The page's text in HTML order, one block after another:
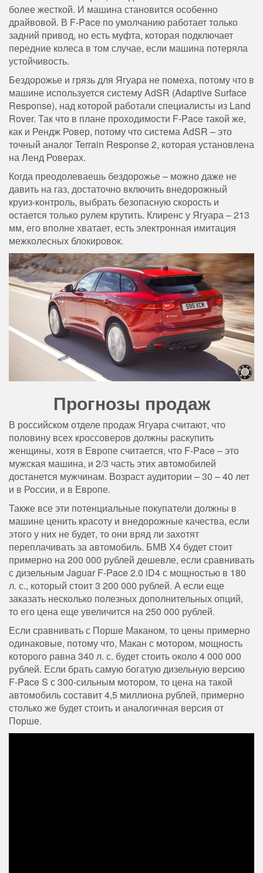
более жесткой. И машина становится особенно
драйвовой. В F-Pace по умолчанию работает только
задний привод, но есть муфта, которая подключает
передние колеса в том случае, если машина потеряла
устойчивость.
Бездорожье и грязь для Ягуара не помеха, потому что в
машине используется систему AdSR (Adaptive Surface
Response), над которой работали специалисты из Land
Rover. Так что в плане проходимости F-Pace такой же,
как и Рендж Ровер, потому что система AdSR – это
точный аналог Terrain Response 2, которая установлена
на Ленд Роверах.
Когда преодолеваешь бездорожье – можно даже не
давить на газ, достаточно включить внедорожный
круиз-контроль, выбрать безопасную скорость и
остается только рулем крутить. Клиренс у Ягуара – 213
мм, его вполне хватает, есть электронная имитация
межколесных блокировок.
Прогнозы продаж
В российском отделе продаж Ягуара считают, что
половину всех кроссоверов должны раскупить
женщины, хотя в Европе считается, что F-Pace – это
мужская машина, и 2/3 часть этих автомобилей
достанется мужчинам. Возраст аудитории – 30 – 40 лет
и в России, и в Европе.
Также все эти потенциальные покупатели должны в
машине ценить красоту и внедорожные качества, если
этого у них не будет, то они вряд ли захотят
переплачивать за автомобиль. БМВ Х4 будет стоит
примерно на 200 000 рублей дешевле, если сравнивать
с дизельным Jaguar F-Pace 2.0 iD4 с мощностью в 180
л. с., который стоит 3 200 000 рублей. А если еще
заказать несколько полезных дополнительных опций,
то его цена еще увеличится на 250 000 рублей.
Если сравнивать с Порше Маканом, то цены примерно
одинаковые, потому что, Макан с мотором, мощность
которого равна 340 л. с. будет стоить около 4 000 000
рублей. Если брать самую богатую дизельную версию
F-Pace S с 300-сильным мотором, то цена на такой
автомобиль составит 4,5 миллиона рублей, примерно
столько же будет стоить и аналогичная версия от
Порше.